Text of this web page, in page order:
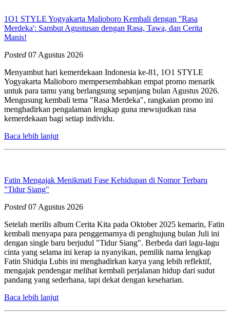
1O1 STYLE Yogyakarta Malioboro Kembali dengan ''Rasa
Merdeka': Sambut Agustusan dengan Rasa, Tawa, dan Cerita
Manis!
Posted 07 Agustus 2026
Menyambut hari kemerdekaan Indonesia ke-81, 1O1 STYLE
Yogyakarta Malioboro mempersembahkan empat promo menarik
untuk para tamu yang berlangsung sepanjang bulan Agustus 2026.
Mengusung kembali tema "Rasa Merdeka", rangkaian promo ini
menghadirkan pengalaman lengkap guna mewujudkan rasa
kemerdekaan bagi setiap individu.
Baca lebih lanjut
Fatin Mengajak Menikmati Fase Kehidupan di Nomor Terbaru
"Tidur Siang"
Posted 07 Agustus 2026
Setelah merilis album Cerita Kita pada Oktober 2025 kemarin, Fatin
kembali menyapa para penggemarnya di penghujung bulan Juli ini
dengan single baru berjudul "Tidur Siang". Berbeda dari lagu-lagu
cinta yang selama ini kerap ia nyanyikan, pemilik nama lengkap
Fatin Shidqia Lubis ini menghadirkan karya yang lebih reflektif,
mengajak pendengar melihat kembali perjalanan hidup dari sudut
pandang yang sederhana, tapi dekat dengan keseharian.
Baca lebih lanjut